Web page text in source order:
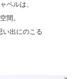
ペルは、
間。
い出にのこる